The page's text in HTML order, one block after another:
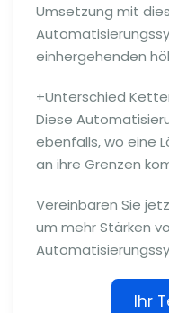
Umsetzung mit
einhergehenden
+Unterschied
Diese
ebenfalls, wo eine
an ihre Grenzen
Vereinbaren Sie
um mehr Stärken
Ihr